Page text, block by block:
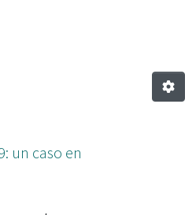
un caso en